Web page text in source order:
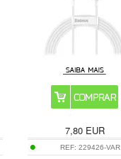
7,80EUR
REF: 229426-VAR